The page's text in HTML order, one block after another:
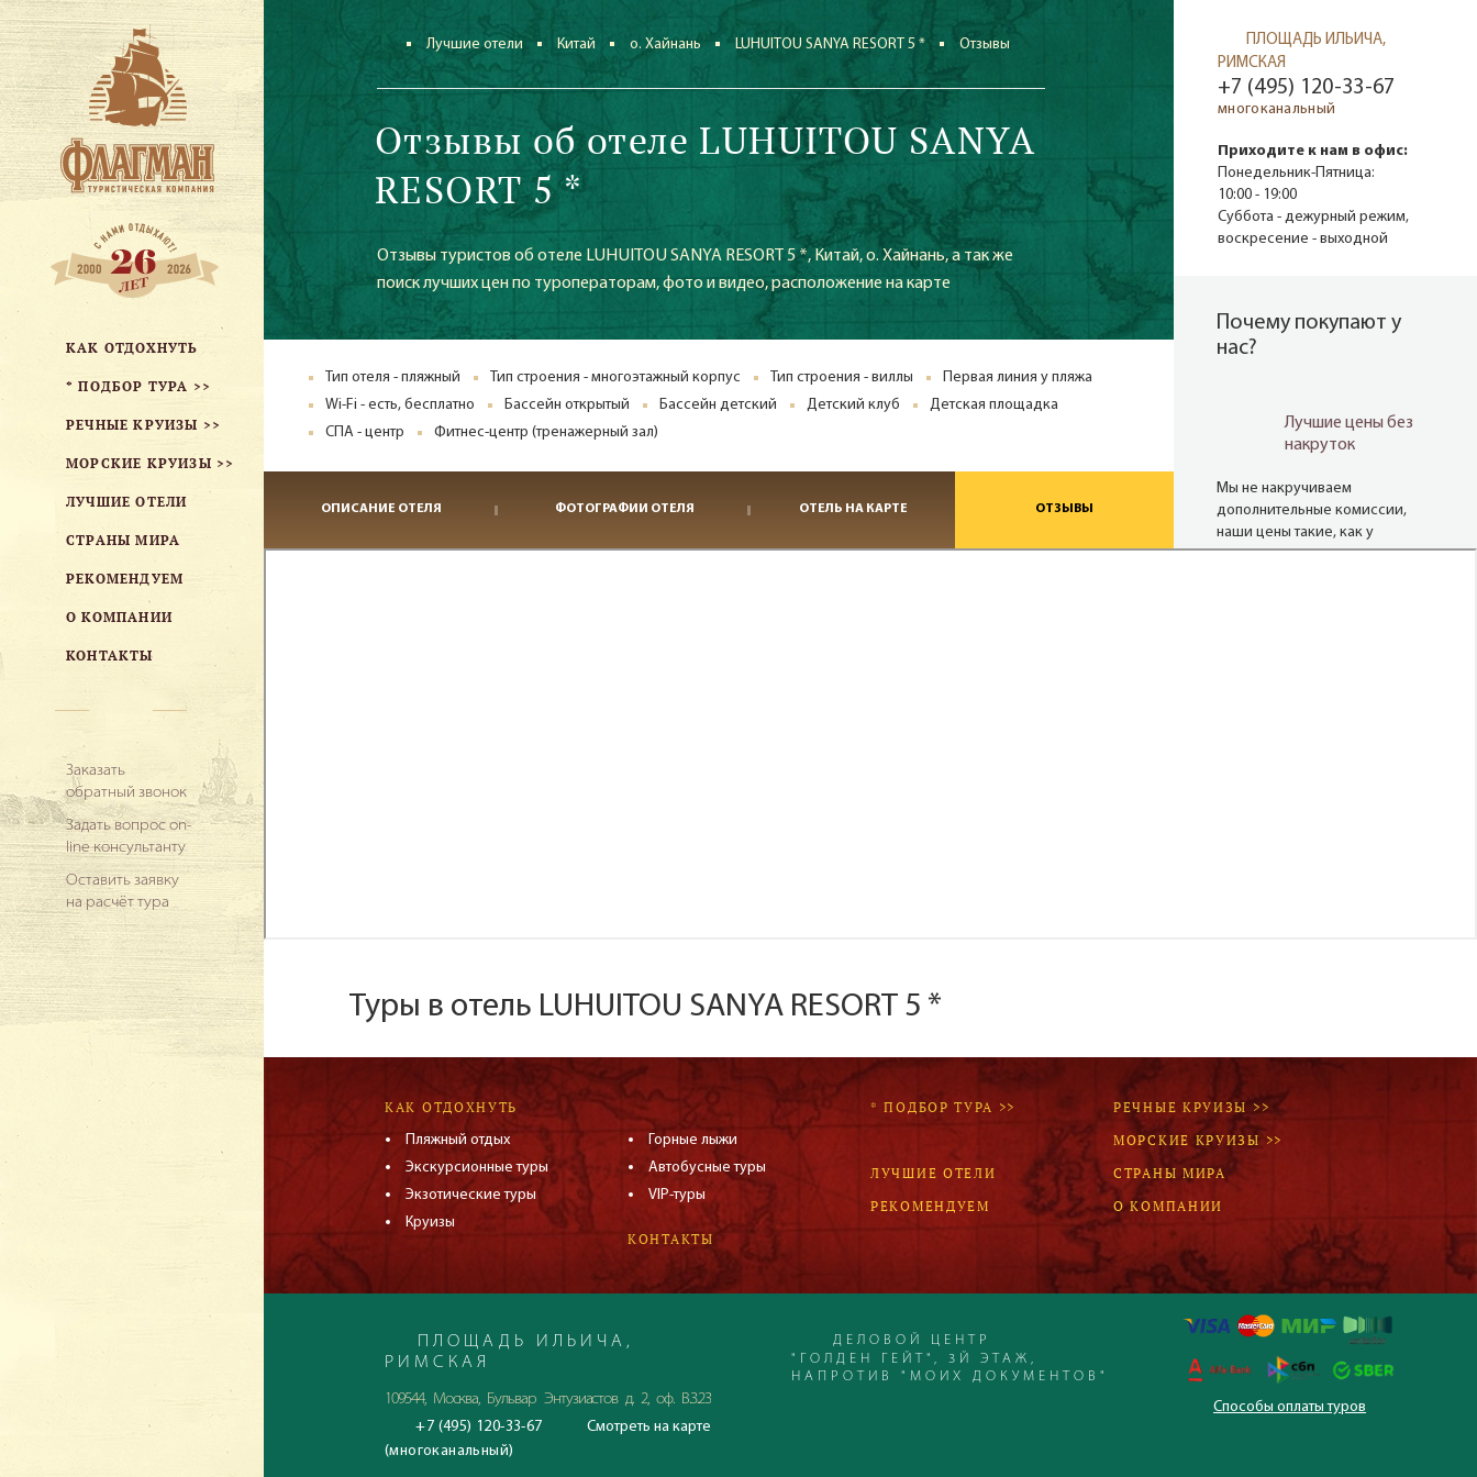
КАК ОТДОХНУТЬ
* ПОДБОР ТУРА >>
РЕЧНЫЕ КРУИЗЫ >>
МОРСКИЕ КРУИЗЫ >>
ЛУЧШИЕ ОТЕЛИ
СТРАНЫ МИРА
РЕКОМЕНДУЕМ
О КОМПАНИИ
КОНТАКТЫ
Заказать
обратный звонок
Задать вопрос on-
line консультанту
Оставить заявку
на расчёт тура
Лучшие отели Китай о. Хайнань LUHUITOU SANYA RESORT 5 * Отзывы
Отзывы об отеле LUHUITOU SANYA
RESORT 5 *
Отзывы туристов об отеле LUHUITOU SANYA RESORT 5 *, Китай, о. Хайнань, а так же
поиск лучших цен по туроператорам, фото и видео, расположение на карте
Тип отеля - пляжный Тип строения - многоэтажный корпус Тип строения - виллы
Первая линия у пляжа
Wi-Fi - есть, бесплатно
Бассейн открытый Бассейн детский Детский клуб
Детская площадка
СПА - центр
Фитнес-центр (тренажерный зал)
ОПИСАНИЕ ОТЕЛЯ ФОТОГРАФИИ ОТЕЛЯ ОТЕЛЬ НА КАРТЕ ОТЗЫВЫ
ПЛОЩАДЬ ИЛЬИЧА,
РИМСКАЯ
+7 (495) 120-33-67
многоканальный
Приходите к нам в офис:
Понедельник-Пятница:
10:00 - 19:00
Суббота - дежурный режим,
воскресение - выходной
Почему покупают у
нас?
Лучшие цены без
накруток
Мы не накручиваем
дополнительные комиссии,
наши цены такие, как у
туроператора, а при
регулярные инспекции отелей,
рекламные туры.
Мы не продаём туры он-лайн.
Сначала наш менеджер
убедится в наличии тура по
это связывается с клиентом.
Да! Это не современно, но зато
надёжно!
Туры в отель LUHUITOU SANYA RESORT 5 *
КАК ОТДОХНУТЬ
Пляжный отдых
Экскурсионные туры
Экзотические туры
Круизы
Горные лыжи
Автобусные туры
VIP-туры
* ПОДБОР ТУРА >>
РЕЧНЫЕ КРУИЗЫ >>
МОРСКИЕ КРУИЗЫ >>
ЛУЧШИЕ ОТЕЛИ
СТРАНЫ МИРА
РЕКОМЕНДУЕМ
О КОМПАНИИ
КОНТАКТЫ
ПЛОЩАДЬ ИЛЬИЧА,
РИМСКАЯ
109544, Москва, Бульвар Энтузиастов д. 2, оф. В.3.23
+7 (495) 120-33-67
(многоканальный)
Смотреть на карте
ДЕЛОВОЙ ЦЕНТР
"ГОЛДЕН ГЕЙТ", 3Й ЭТАЖ,
НАПРОТИВ "МОИХ ДОКУМЕНТОВ"
Способы оплаты туров